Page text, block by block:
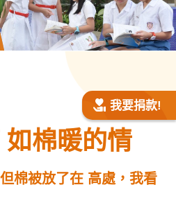
我要捐款!
棉暖的情
棉被放了在 高處，我看